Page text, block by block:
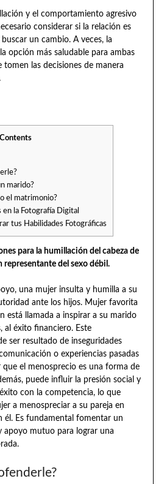
y el comportamiento agresivo
considerar si la relación es
un cambio. A veces, la
opción más saludable para ambas
tomen las decisiones de manera
Contents
marido?
el matrimonio?
en la Fotografía Digital
tus Habilidades Fotográficas
para la humillación del cabeza de
del sexo débil.
una mujer insulta y humilla a su
ante los hijos. Mujer favorita
está llamada a inspirar a su marido
al éxito financiero. Este
ser resultado de inseguridades
o experiencias pasadas
que el menosprecio es una forma de
puede influir la presión social y
con la competencia, lo que
a menospreciar a su pareja en
él. Es fundamental fomentar un
apoyo mutuo para lograr una